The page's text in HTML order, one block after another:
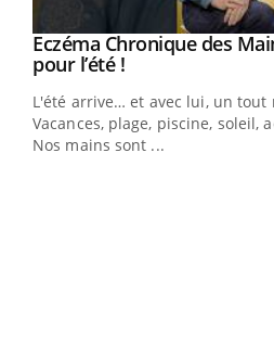
Youtube
Eczéma Chronique des
pour l’été !Youtube
L'été arrive… et avec lui, un tout
Vacances, plage, piscine, soleil,
Nos mains sont ...